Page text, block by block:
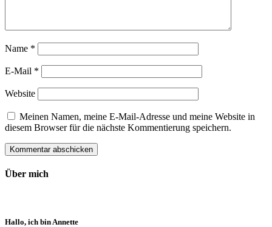
Name *
E-Mail *
Website
Meinen Namen, meine E-Mail-Adresse und meine Website in
diesem Browser für die nächste Kommentierung speichern.
Über mich
Hallo, ich bin Annette